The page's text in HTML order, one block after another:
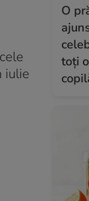
iulie
O
toți